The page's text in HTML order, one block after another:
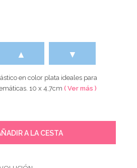
▲ ▼
en color plata ideales para
10 x 4,7cm( Ver más )
A LA CESTA